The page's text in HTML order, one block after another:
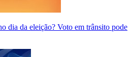
dia da eleição? Voto em trânsito pode